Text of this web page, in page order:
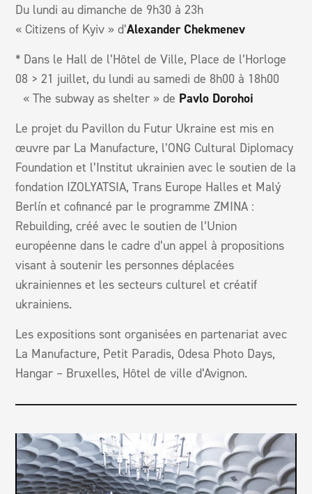
Du lundi au dimanche de 9h30 à 23h
« Citizens of Kyiv » d’Alexander Chekmenev
* Dans le Hall de l’Hôtel de Ville, Place de l’Horloge
08 > 21 juillet, du lundi au samedi de 8h00 à 18h00
« The subway as shelter » de Pavlo Dorohoi
Le projet du Pavillon du Futur Ukraine est mis en
œuvre par La Manufacture, l’ONG Cultural Diplomacy
Foundation et l’Institut ukrainien avec le soutien de la
fondation IZOLYATSIA, Trans Europe Halles et Malý
Berlín et cofinancé par le programme ZMINA :
Rebuilding, créé avec le soutien de l’Union
européenne dans le cadre d’un appel à propositions
visant à soutenir les personnes déplacées
ukrainiennes et les secteurs culturel et créatif
ukrainiens.
Les expositions sont organisées en partenariat avec
La Manufacture, Petit Paradis, Odesa Photo Days,
Hangar – Bruxelles, Hôtel de ville d’Avignon.